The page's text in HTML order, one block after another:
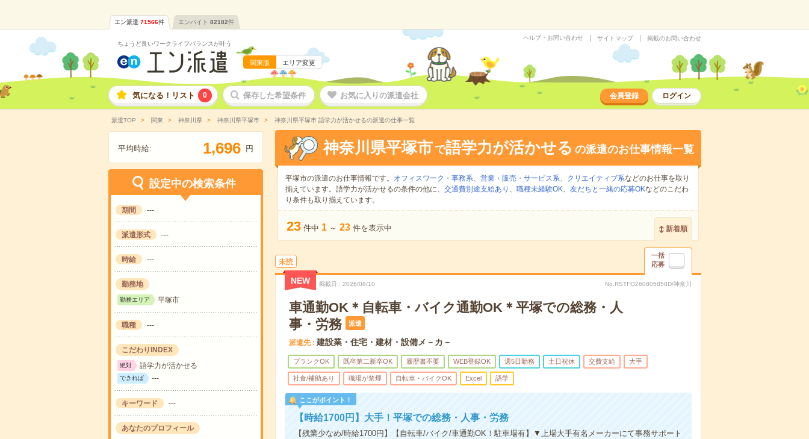
エン派遣 71566件 エンバイト 82182件
ちょうど良いワークライフバランスが叶う
関東版 エリア変更
ヘルプ・お問い合わせ サイトマップ 掲載のお問い合わせ
気になる！リスト 0 保存した希望条件 お気に入りの派遣会社 会員登録 ログイン
派遣TOP 関東 神奈川県 神奈川県平塚市 神奈川県平塚市 語学力が活かせるの派遣の仕事一覧
平均時給: 1,696 円
設定中の検索条件
期間 ---
派遣形式 ---
時給 ---
勤務地
勤務エリア 平塚市
職種 ---
こだわりINDEX
絶対 語学力が活かせる
できれば ---
キーワード ---
あなたのプロフィール
神奈川県平塚市 で語学力が活かせる の派遣のお仕事情報一覧
平塚市の派遣のお仕事情報です。 オフィスワーク・事務系、 営業・販売・サービス系、 クリエイティブ系などのお仕事を取り
揃えています。語学力が活かせるの条件の他に、 交通費別途支給あり 、 職種未経験OK、 友だちと一緒の応募OKなどのこだわ
り条件も取り揃えています。
23 件中 1 ～ 23 件を表示中 新着順
未読
一括
応募
NEW 掲載日 2026/08/10 No.RSTFO260805858D/神奈川
車通勤OK＊自転車・バイク通勤OK＊平塚での総務・人
事・労務
派遣
派遣先 建設業・住宅・建材・設備メ－カ－
ブランクOK 既卒第二新卒OK 履歴書不要 WEB登録OK 週5日勤務 土日祝休 交費支給 大手
社食/補助あり 職場が禁煙 自転車・バイクOK Excel 語学
ここがポイント！
【時給1700円】大手！平塚での総務・人事・労務
【残業少なめ/時給1700円】【自転車/バイク/車通勤OK！駐車場有】▼上場大手有名メーカーにて事務サポート